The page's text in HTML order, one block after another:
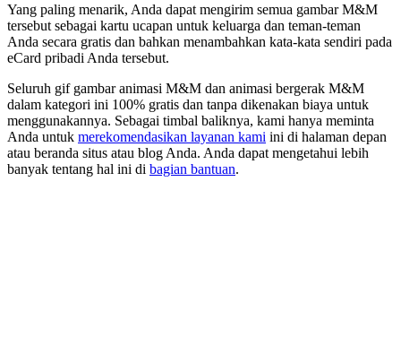
Yang paling menarik, Anda dapat mengirim semua gambar M&M
tersebut sebagai kartu ucapan untuk keluarga dan teman-teman
Anda secara gratis dan bahkan menambahkan kata-kata sendiri pada
eCard pribadi Anda tersebut.
Seluruh gif gambar animasi M&M dan animasi bergerak M&M
dalam kategori ini 100% gratis dan tanpa dikenakan biaya untuk
menggunakannya. Sebagai timbal baliknya, kami hanya meminta
Anda untuk merekomendasikan layanan kami ini di halaman depan
atau beranda situs atau blog Anda. Anda dapat mengetahui lebih
banyak tentang hal ini di bagian bantuan.